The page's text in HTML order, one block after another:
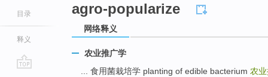
目录
释义
agro-popularize
网络释义
农业推广学
... 食用菌栽培学 planting of edible bacterium 农